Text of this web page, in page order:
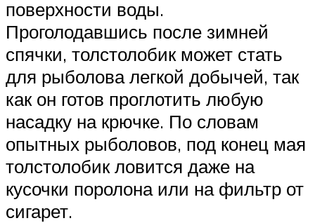
поверхности воды.
Проголодавшись после зимней
спячки, толстолобик может стать
для рыболова легкой добычей, так
как он готов проглотить любую
насадку на крючке. По словам
опытных рыболовов, под конец мая
толстолобик ловится даже на
кусочки поролона или на фильтр от
сигарет.